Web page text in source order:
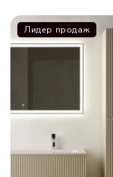
Лидер продаж